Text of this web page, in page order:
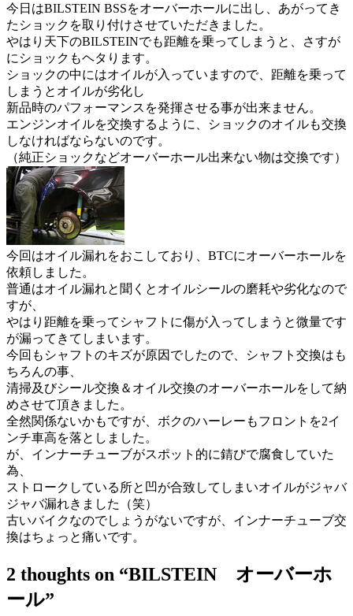
今日はBILSTEIN BSSをオーバーホールに出し、あがってき
たショックを取り付けさせていただきました。
やはり天下のBILSTEINでも距離を乗ってしまうと、さすが
にショックもヘタります。
ショックの中にはオイルが入っていますので、距離を乗って
しまうとオイルが劣化し
新品時のパフォーマンスを発揮させる事が出来ません。
エンジンオイルを交換するように、ショックのオイルも交換
しなければならないのです。
（純正ショックなどオーバーホール出来ない物は交換です）
今回はオイル漏れをおこしており、BTCにオーバーホールを
依頼しました。
普通はオイル漏れと聞くとオイルシールの磨耗や劣化なので
すが、
やはり距離を乗ってシャフトに傷が入ってしまうと微量です
が漏ってきてしまいます。
今回もシャフトのキズが原因でしたので、シャフト交換はも
ちろんの事、
清掃及びシール交換＆オイル交換のオーバーホールをして納
めさせて頂きました。
全然関係ないかもですが、ボクのハーレーもフロントを2イ
ンチ車高を落としました。
が、インナーチューブがスポット的に錆びで腐食していた
為、
ストロークしている所と凹が合致してしまいオイルがジャバ
ジャバ漏れきました（笑）
古いバイクなのでしょうがないですが、インナーチューブ交
換はちょっと痛いです。
2 thoughts on “BILSTEIN オーバーホ
ール”